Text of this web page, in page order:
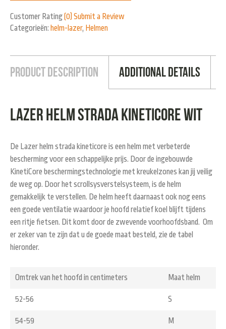
Customer Rating(0) Submit a Review
Categorieën: helm-lazer, Helmen
Product Description Additional Details
Lazer helm strada kineticore wit
De Lazer helm strada kineticore is een helm met verbeterde
bescherming voor een schappelijke prijs. Door de ingebouwde
KinetiCore beschermingstechnologie met kreukelzones kan jij veilig
de weg op. Door het scrollsysverstelsysteem, is de helm
gemakkelijk te verstellen. De helm heeft daarnaast ook nog eens
een goede ventilatie waardoor je hoofd relatief koel blijft tijdens
een ritje fietsen. Dit komt door de zwevende voorhoofdsband. Om
er zeker van te zijn dat u de goede maat besteld, zie de tabel
hieronder.
Omtrek van het hoofd in centimeters Maat helm
52-56 S
54-59 M